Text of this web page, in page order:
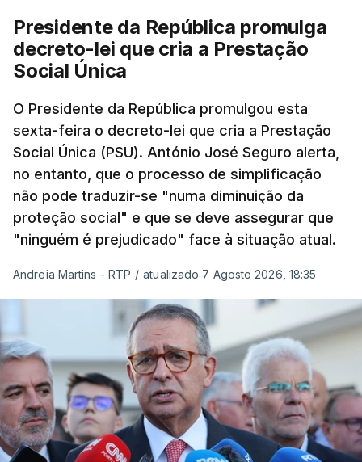
Presidente da República promulga
decreto-lei que cria a Prestação
Social Única
O Presidente da República promulgou esta
sexta-feira o decreto-lei que cria a Prestação
Social Única (PSU). António José Seguro alerta,
no entanto, que o processo de simplificação
não pode traduzir-se "numa diminuição da
proteção social" e que se deve assegurar que
"ninguém é prejudicado" face à situação atual.
Andreia Martins - RTP / atualizado 7 Agosto 2026, 18:35